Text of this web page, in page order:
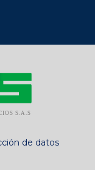
de datos